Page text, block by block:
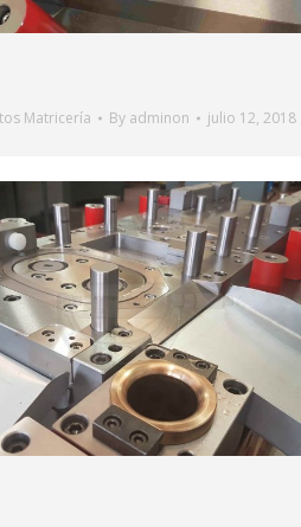
Matricería By adminon julio 12, 2018